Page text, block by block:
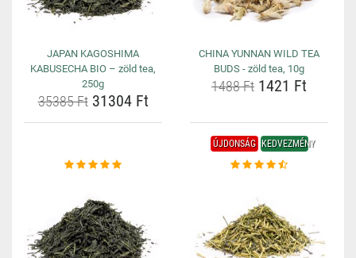
JAPAN KAGOSHIMA
KABUSECHA BIO – zöld tea,
250g
35385 Ft31304 Ft
CHINA YUNNAN WILD TEA
BUDS - zöld tea, 10g
1488 Ft 1421 Ft
ÚJDONSÁG KEDVEZMÉNY